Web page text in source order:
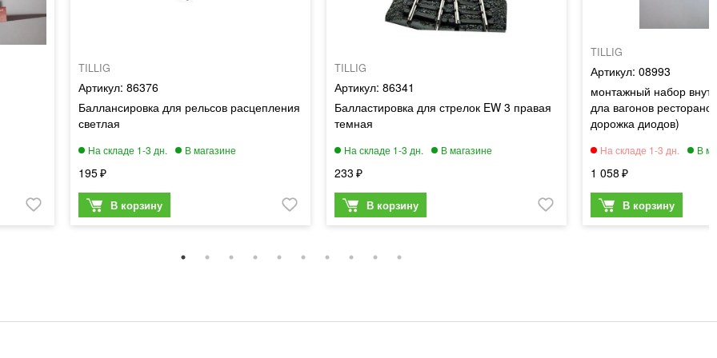
TILLIG
86376
Баллансировка для рельсов расцепления
светлая
195
TILLIG
86341
Балластировка для стрелок EW 3 правая
темная
233
TILLIG
08993
монтажный набор
дла вагонов
дорожка диодов)
1 058